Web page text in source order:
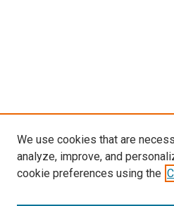
We use cookies that are
analyze, improve, and
cookie preferences using the